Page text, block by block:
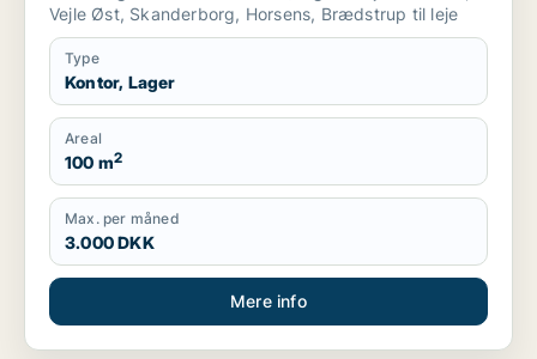
Vejle Øst, Skanderborg, Horsens, Brædstrup til leje
Type
Kontor, Lager
Areal
100 m2
Max. per måned
3.000 DKK
Mere info